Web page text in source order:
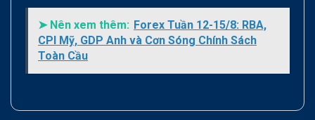
➤ Nên xem thêm: Forex Tuần 12-15/8: RBA,
CPI Mỹ, GDP Anh và Cơn Sóng Chính Sách
Toàn Cầu